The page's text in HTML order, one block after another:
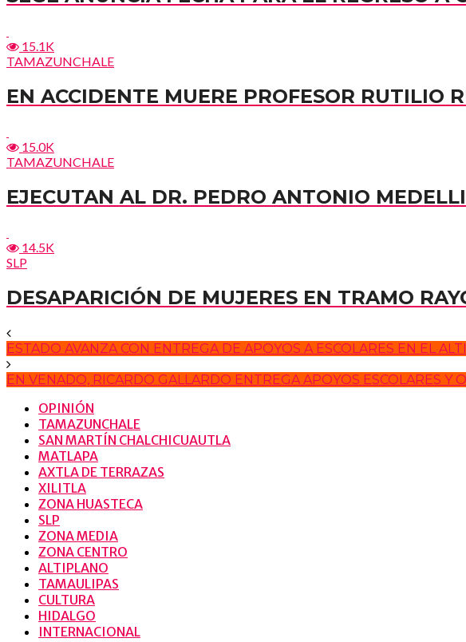
15.1K
TAMAZUNCHALE
EN ACCIDENTE MUERE PROFESOR RUTILIO
15.0K
TAMAZUNCHALE
EJECUTAN AL DR. PEDRO ANTONIO
14.5K
SLP
DESAPARICIÓN DE MUJERES EN TRAMO
ESTADO AVANZA CON ENTREGA DE APOYOS A ESCOLARES EN EL
EN VENADO, RICARDO GALLARDO ENTREGA APOYOS ESCOLARES Y
OPINIÓN
TAMAZUNCHALE
SAN MARTÍN CHALCHICUAUTLA
MATLAPA
AXTLA DE TERRAZAS
XILITLA
ZONA HUASTECA
SLP
ZONA MEDIA
ZONA CENTRO
ALTIPLANO
TAMAULIPAS
CULTURA
HIDALGO
INTERNACIONAL